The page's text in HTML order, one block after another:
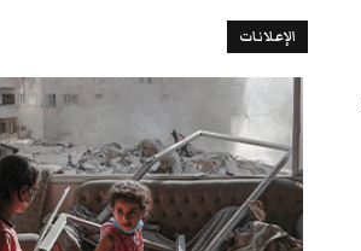
الإعلانات